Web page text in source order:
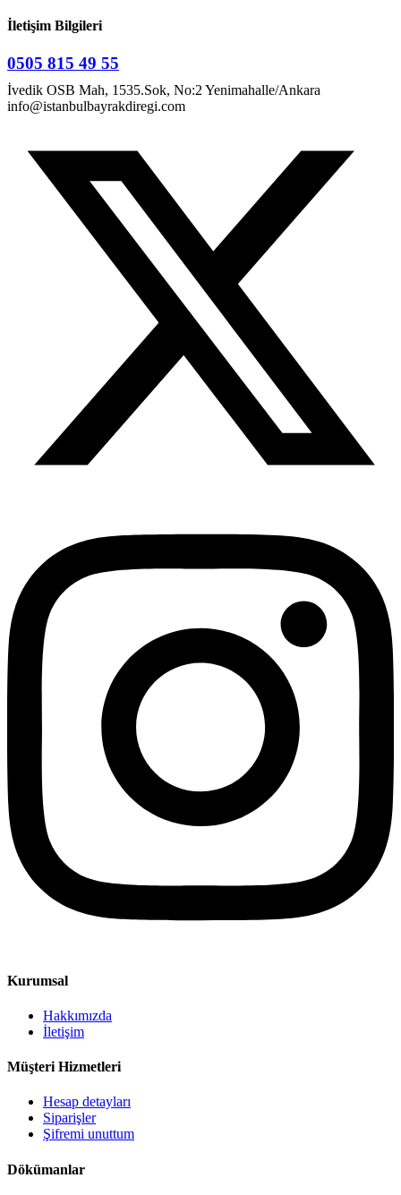
İletişim Bilgileri
0505 815 49 55
İvedik OSB Mah, 1535.Sok, No:2 Yenimahalle/Ankara
info@istanbulbayrakdiregi.com
Kurumsal
Hakkımızda
İletişim
Müşteri Hizmetleri
Hesap detayları
Siparişler
Şifremi unuttum
Dökümanlar